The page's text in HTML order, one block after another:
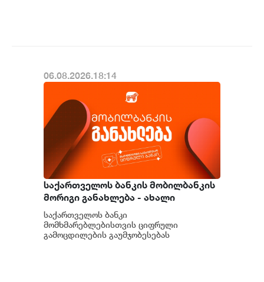
06.08.2026.18:14
საქართველოს ბანკის მობილბანკის
მორიგი განახლება - ახალი
შესაძლებლობები
მომხმარებლებისთვის
საქართველოს ბანკი
მომხმარებლებისთვის ციფრული
გამოცდილების გაუმჯობესებას